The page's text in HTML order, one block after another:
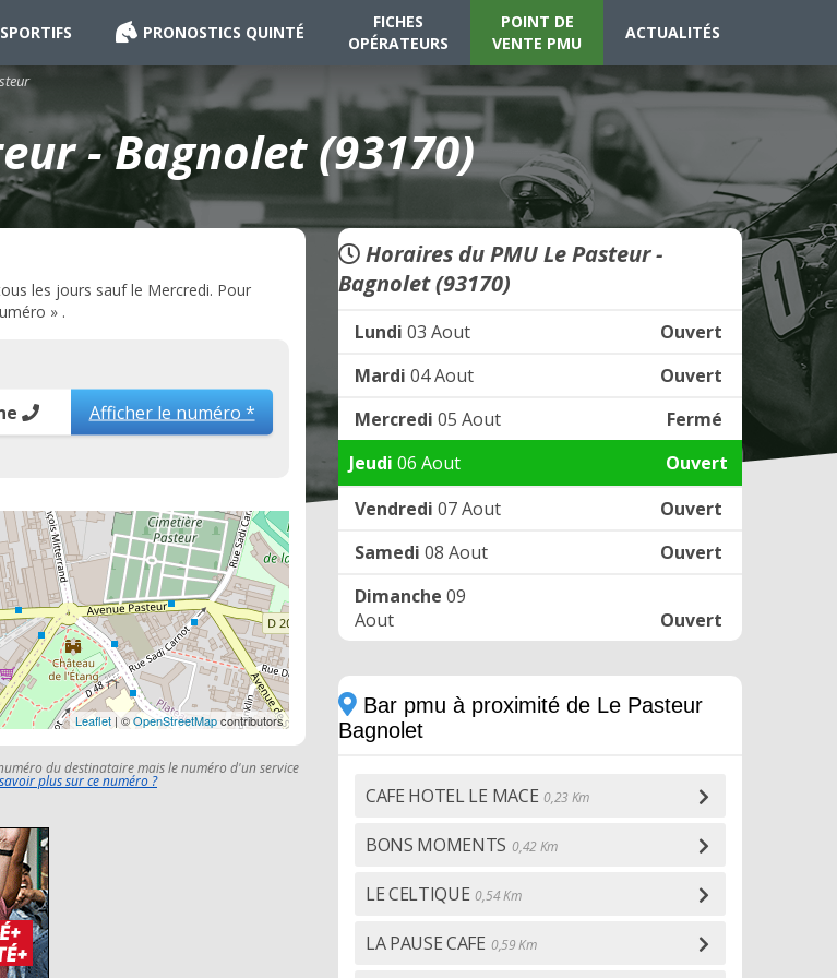
PRONOSTICS QUINTÉ
FICHES
OPÉRATEURS
POINT DE
VENTE PMU
ACTUALITÉS
- Bagnolet (93170)
les jours sauf le Mercredi. Pour
» .
Afficher le numéro *
Leaflet | ©OpenStreetMapcontributors
du destinataire mais le numéro d'un service
plus sur ce numéro ?
Horaires du PMU Le Pasteur -
Bagnolet (93170)
Lundi 03 Aout
Ouvert
Mardi 04 Aout
Ouvert
Mercredi 05 Aout
Fermé
Jeudi 06 Aout
Ouvert
Vendredi 07 Aout
Ouvert
Samedi 08 Aout
Ouvert
Dimanche 09
Aout
Ouvert
Bar pmu à proximité de Le Pasteur
Bagnolet
CAFE HOTEL LE MACE 0,23 Km
BONS MOMENTS 0,42 Km
LE CELTIQUE 0,54 Km
LA PAUSE CAFE 0,59 Km